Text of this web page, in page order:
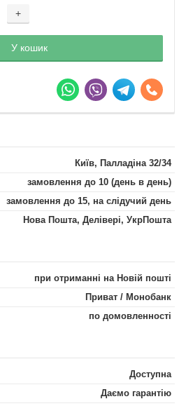
+
Добавляется...
У кошик
Добавлен
Київ, Палладіна 32/34
замовлення до 10 (день в день)
замовлення до 15, на слідучий день
Нова Пошта, Делівері, УкрПошта
при отриманні на Новій пошті
Приват / Монобанк
по домовленності
Доступна
Даємо гарантію